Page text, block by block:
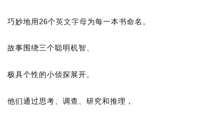
巧妙地用26个英文字母为每一本书命名。
故事围绕三个聪明机智、
极具个性的小侦探展开。
他们通过思考、调查、研究和推理，